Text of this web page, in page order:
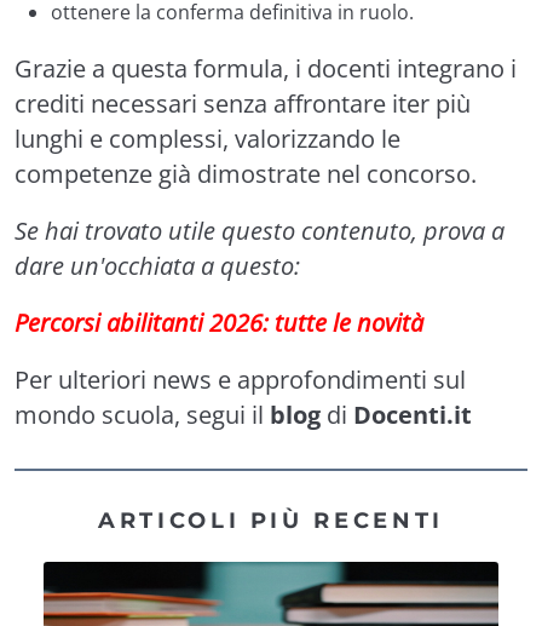
ottenere la conferma definitiva in ruolo.
Grazie a questa formula, i docenti integrano i
crediti necessari senza affrontare iter più
lunghi e complessi, valorizzando le
competenze già dimostrate nel concorso.
Se hai trovato utile questo contenuto, prova a
dare un'occhiata a questo:
Percorsi abilitanti 2026: tutte le novità
Per ulteriori news e approfondimenti sul
mondo scuola, segui il blog di Docenti.it
ARTICOLI PIÙ RECENTI